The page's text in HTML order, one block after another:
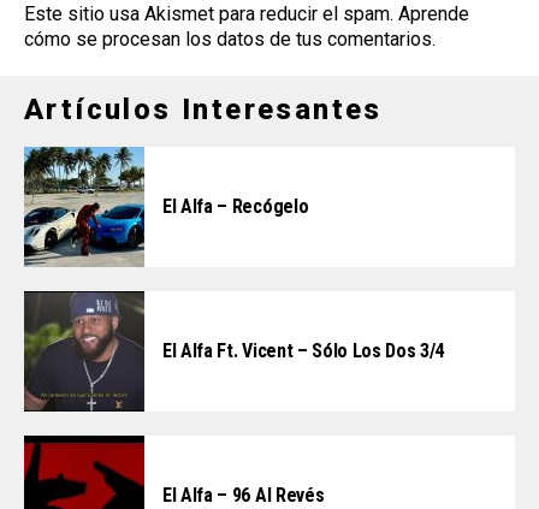
Este sitio usa Akismet para reducir el spam. Aprende
cómo se procesan los datos de tus comentarios.
Artículos Interesantes
El Alfa – Recógelo
El Alfa Ft. Vicent – Sólo Los Dos 3/4
El Alfa – 96 Al Revés